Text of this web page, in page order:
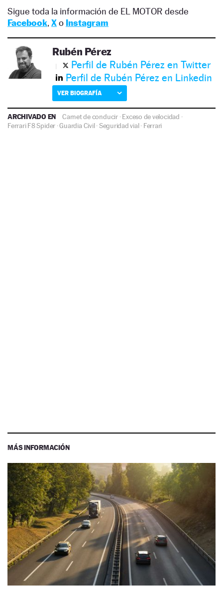
Sigue toda la información de EL MOTOR desde
Facebook, Xo Instagram
Rubén Pérez
Perfil de Rubén Pérez en Twitter
Perfil de Rubén Pérez en Linkedin
VER BIOGRAFÍA
ARCHIVADO EN Carnet de conducir·Exceso de velocidad ·
Ferrari F8 Spider ·Guardia Civil·Seguridad vial· Ferrari
MÁS INFORMACIÓN